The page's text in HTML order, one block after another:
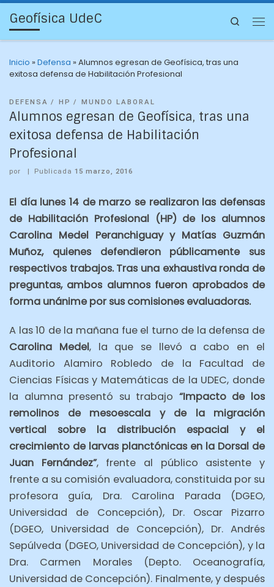
Geofísica UdeC Search
Inicio »Defensa »Alumnos egresan de Geofísica, tras una
exitosa defensa de Habilitación Profesional
DEFENSA HP MUNDO LABORAL
Alumnos egresan de Geofísica, tras una
exitosa defensa de Habilitación
Profesional
por | Publicada15 marzo, 2016
El día lunes 14 de marzo se realizaron las defensas
de Habilitación Profesional (HP) de los alumnos
Carolina Medel Peranchiguay y Matías Guzmán
Muñoz, quienes defendieron públicamente sus
respectivos trabajos. Tras una exhaustiva ronda de
preguntas, ambos alumnos fueron aprobados de
forma unánime por sus comisiones evaluadoras.
A las 10 de la mañana fue el turno de la defensa de
Carolina Medel, la que se llevó a cabo en el
Auditorio Alamiro Robledo de la Facultad de
Ciencias Físicas y Matemáticas de la UDEC, donde
la alumna presentó su trabajo “Impacto de los
remolinos de mesoescala y de la migración
vertical sobre la distribución espacial y el
crecimiento de larvas planctónicas en la Dorsal de
Juan Fernández”, frente al público asistente y
frente a su comisión evaluadora, constituida por su
profesora guía, Dra. Carolina Parada (DGEO,
Universidad de Concepción), Dr. Oscar Pizarro
(DGEO, Universidad de Concepción), Dr. Andrés
Sepúlveda (DGEO, Universidad de Concepción), y la
Dra. Carmen Morales (Depto. Oceanografía,
Universidad de Concepción). Finalmente, y después